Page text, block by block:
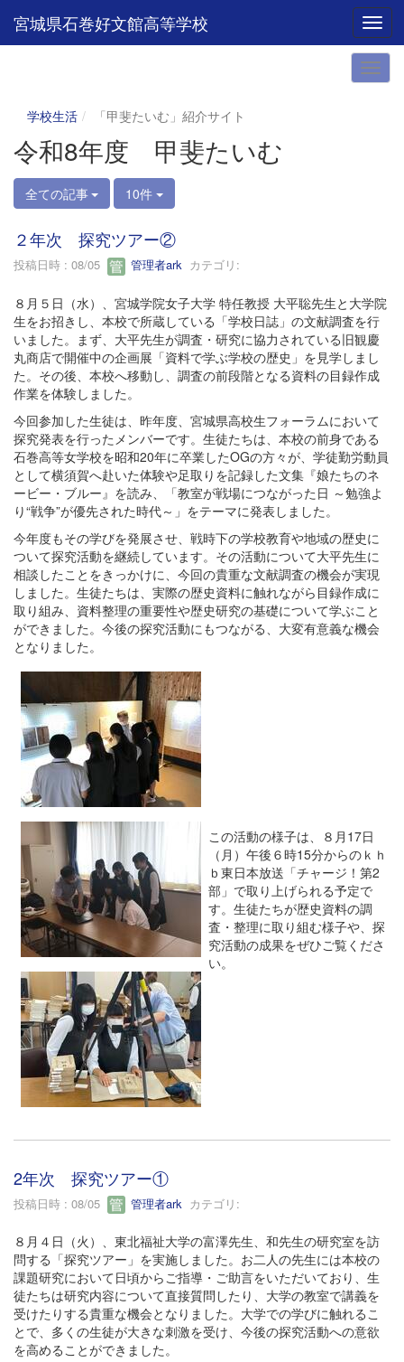
宮城県石巻好文館高等学校
学校生活 「甲斐たいむ」紹介サイト
令和8年度 甲斐たいむ
全ての記事 10件
２年次 探究ツアー②
投稿日時 : 08/05 管理者ark カテゴリ:
８月５日（水）、宮城学院女子大学 特任教授 大平聡先生と大学院
生をお招きし、本校で所蔵している「学校日誌」の文献調査を行
いました。まず、大平先生が調査・研究に協力されている旧観慶
丸商店で開催中の企画展「資料で学ぶ学校の歴史」を見学しまし
た。その後、本校へ移動し、調査の前段階となる資料の目録作成
作業を体験しました。
今回参加した生徒は、昨年度、宮城県高校生フォーラムにおいて
探究発表を行ったメンバーです。生徒たちは、本校の前身である
石巻高等女学校を昭和20年に卒業したOGの方々が、学徒勤労動員
として横須賀へ赴いた体験や足取りを記録した文集『娘たちのネ
ービー・ブルー』を読み、「教室が戦場につながった日 ～勉強よ
り“戦争”が優先された時代～」をテーマに発表しました。
今年度もその学びを発展させ、戦時下の学校教育や地域の歴史に
ついて探究活動を継続しています。その活動について大平先生に
相談したことをきっかけに、今回の貴重な文献調査の機会が実現
しました。生徒たちは、実際の歴史資料に触れながら目録作成に
取り組み、資料整理の重要性や歴史研究の基礎について学ぶこと
ができました。今後の探究活動にもつながる、大変有意義な機会
となりました。
この活動の様子は、８月17日
（月）午後６時15分からのｋｈ
ｂ東日本放送「チャージ！第2
部」で取り上げられる予定で
す。生徒たちが歴史資料の調
査・整理に取り組む様子や、探
究活動の成果をぜひご覧くださ
い。
2年次 探究ツアー①
投稿日時 : 08/05 管理者ark カテゴリ:
８月４日（火）、東北福祉大学の富澤先生、和先生の研究室を訪
問する「探究ツアー」を実施しました。お二人の先生には本校の
課題研究において日頃からご指導・ご助言をいただいており、生
徒たちは研究内容について直接質問したり、大学の教室で講義を
受けたりする貴重な機会となりました。大学での学びに触れるこ
とで、多くの生徒が大きな刺激を受け、今後の探究活動への意欲
を高めることができました。